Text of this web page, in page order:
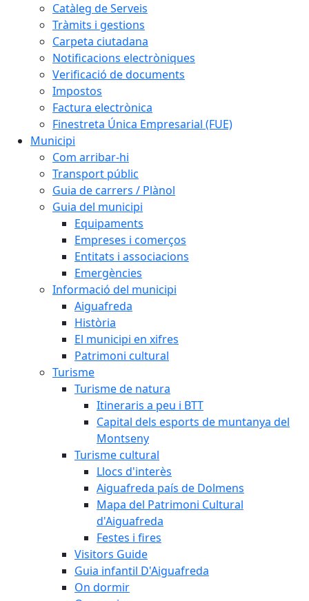
Catàleg de Serveis
Tràmits i gestions
Carpeta ciutadana
Notificacions electròniques
Verificació de documents
Impostos
Factura electrònica
Finestreta Única Empresarial (FUE)
Municipi
Com arribar-hi
Transport públic
Guia de carrers / Plànol
Guia del municipi
Equipaments
Empreses i comerços
Entitats i associacions
Emergències
Informació del municipi
Aiguafreda
Història
El municipi en xifres
Patrimoni cultural
Turisme
Turisme de natura
Itineraris a peu i BTT
Capital dels esports de muntanya del
Montseny
Turisme cultural
Llocs d'interès
Aiguafreda país de Dolmens
Mapa del Patrimoni Cultural
d'Aiguafreda
Festes i fires
Visitors Guide
Guia infantil D'Aiguafreda
On dormir